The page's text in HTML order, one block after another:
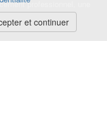
professionnel, une
et continuer